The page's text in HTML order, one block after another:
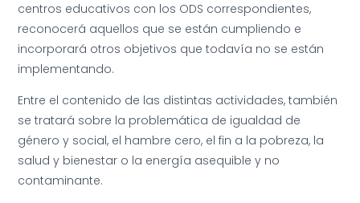
centros educativos con los ODS correspondientes,
reconocerá aquellos que se están cumpliendo e
incorporará otros objetivos que todavía no se están
implementando.
Entre el contenido de las distintas actividades, también
se tratará sobre la problemática de igualdad de
género y social, el hambre cero, el fin a la pobreza, la
salud y bienestar o la energía asequible y no
contaminante.